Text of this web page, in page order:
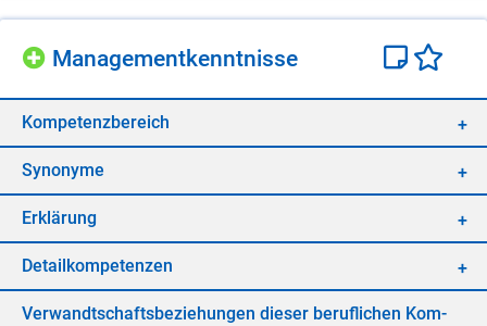
Ma­nage­ment­kennt­nis­se
Kom­pe­tenz­be­reich
Syn­ony­me
Er­klä­rung
De­tail­kom­pe­ten­zen
Ver­wandt­schafts­be­zie­hun­gen die­ser be­ruf­li­chen Kom­